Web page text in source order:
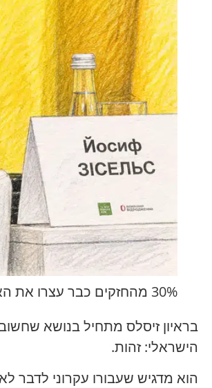
30% מהחזקים כבר עצרו את האימפריה: “יהודי אוקראיני” יוסיפ זיסלס אמר את מה שלא נעים לשמוע לרבים
בראיון זיסלס מתחיל בנושא
הישראלי: זהות.
הוא מדגיש שעבורו עקרוני לדבר לא